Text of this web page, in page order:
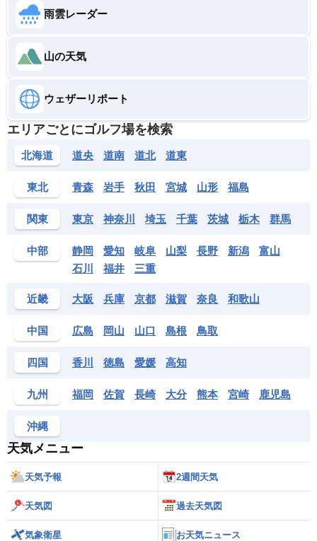
千代田カントリークラブ
那覇ゴルフ倶楽部
南山カントリークラブ
パームヒルズゴルフリゾート
糸満市字新垣762
芭蕉布コース
南城市玉城字中山1313
国頭郡恩納村字冨着1043
東山カントリークラブ
--
国頭郡本部町字崎本部5151
南城市玉城親慶原1
雨雲レーダー
山の天気
ウェザーリポート
エリアごとにゴルフ場を検索
北海道 道央 道南 道北 道東
東北 青森 岩手 秋田 宮城 山形 福島
関東 東京 神奈川 埼玉 千葉 茨城 栃木 群馬
中部 静岡 愛知 岐阜 山梨 長野 新潟
富山
石川
福井 三重
近畿 大阪 兵庫 京都 滋賀 奈良 和歌山
中国 広島 岡山 山口 島根 鳥取
四国 香川 徳島 愛媛 高知
九州 福岡 佐賀 長崎 大分 熊本 宮崎 鹿児島
沖縄
天気メニュー
天気予報 2週間天気
天気図 過去天気図
気象衛星 お天気ニュース